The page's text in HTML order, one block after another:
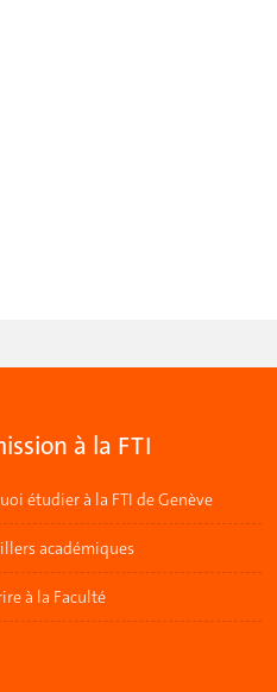
à la FTI
étudier à la FTI de Genève
académiques
à la Faculté